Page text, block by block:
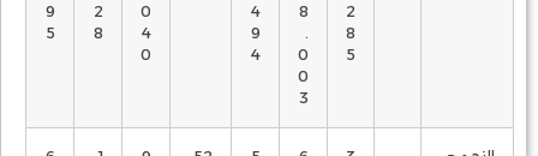
2
8
5
8
0
0
3
4
9
4
0
4
0
2
8
9
5